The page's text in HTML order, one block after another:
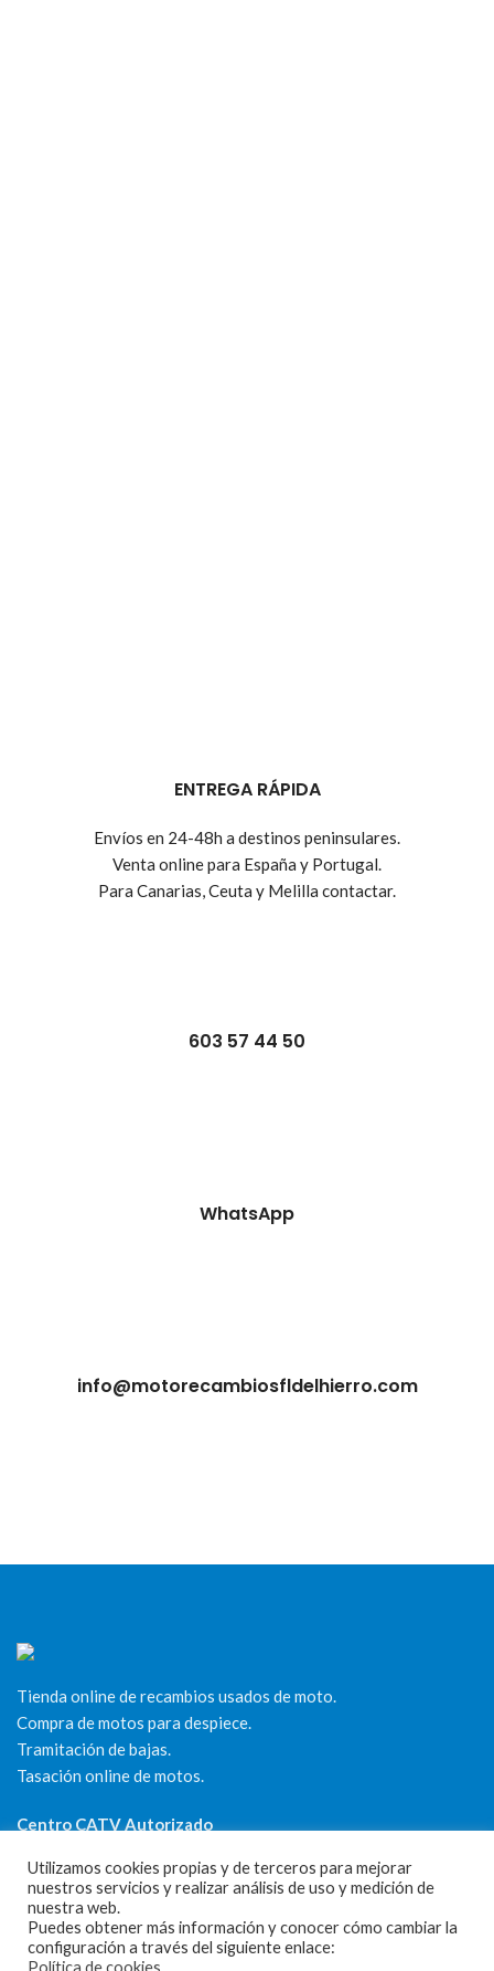
ENTREGA RÁPIDA
Envíos en 24-48h a destinos peninsulares.
Venta online para España y Portugal.
Para Canarias, Ceuta y Melilla contactar.
603 57 44 50
WhatsApp
info@motorecambiosfldelhierro.com
Tienda online de recambios usados de moto.
Compra de motos para despiece.
Tramitación de bajas.
Tasación online de motos.
Centro CATV Autorizado
Utilizamos cookies propias y de terceros para mejorar
nuestros servicios y realizar análisis de uso y medición de
nuestra web.
Puedes obtener más información y conocer cómo cambiar la
configuración a través del siguiente enlace:
Política de cookies